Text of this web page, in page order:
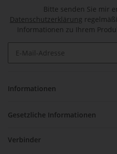
Bitte senden Sie mir
Datenschutzerklärung
Informationen zu Ihrem
Informationen
Gesetzliche Informationen
Verbinder